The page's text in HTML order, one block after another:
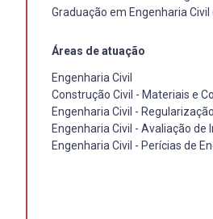
Graduação em Engenharia
Áreas de atuação
Engenharia Civil
Construção Civil - Materiais e
Engenharia Civil -
Engenharia Civil - Avaliação
Engenharia Civil - Perícias de